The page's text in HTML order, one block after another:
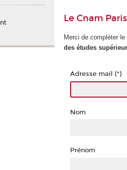
Le Cnam
Merci de compléter
des études
Adresse mail (*)
Nom
Prénom